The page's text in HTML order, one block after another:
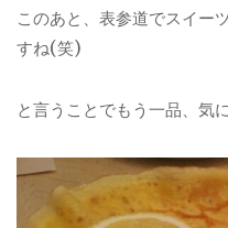
このあと、表参道でスイー
すね(笑)
と言うことでもう一品、気